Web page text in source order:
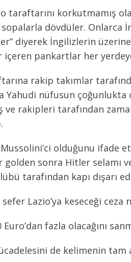
taraftarını korkutmamış
sopalarla dövdüler. Onlarca
diyerek İngilizlerin
içeren pankartlar her
rakip takımlar
Yahudi nüfusun
ve rakipleri tarafından
olduğunu ifade
golden sonra Hitler
tarafından kapı dışarı
sefer Lazio’ya keseceği ceza
fazla olacağını
de kelimenin